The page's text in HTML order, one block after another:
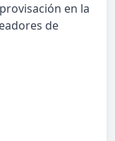
en la
de